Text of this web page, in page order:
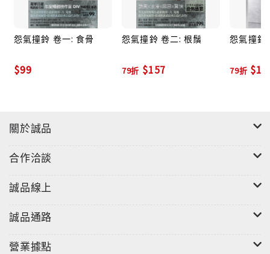
色。」季棠棠笑起來，她幾乎是撲到岳峰懷裡去的，撞
得他胸口生疼，抱著她踉蹌著退了好幾步。好不容易穩
下步子，岳峰挺奇怪的，低頭想看她，她又抱緊了他的
呢？」季棠棠沒有回答。她和岳峰，是不是未來真的就
只要你在。
怨氣撞鈴 卷一: 食骨
$99
怨氣撞鈴 卷二: 根鬚
79折 $157
怨氣撞鈴
79折
關於誠品
合作洽談
誠品線上
誠品通路
營業據點